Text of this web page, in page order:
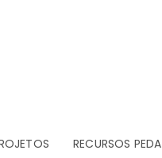
RECURSOS